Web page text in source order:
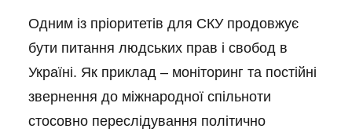
Одним із пріоритетів для СКУ продовжує
бути питання людських прав і свобод в
Україні. Як приклад – моніторинг та постійні
звернення до міжнародної спільноти
стосовно переслідування політично